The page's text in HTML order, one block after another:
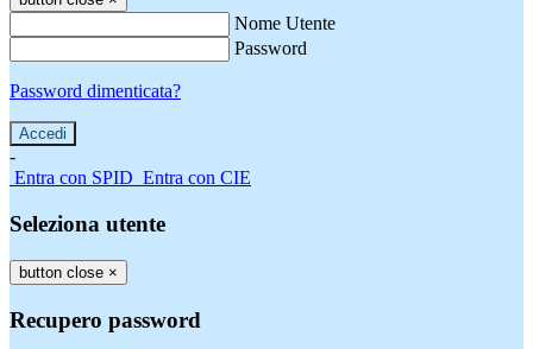
Nome Utente
Password
Password dimenticata?
-
Entra con SPID Entra con CIE
Seleziona utente
button close ×
Recupero password